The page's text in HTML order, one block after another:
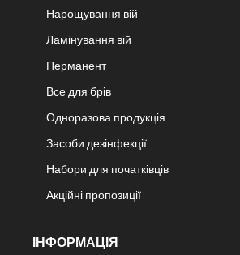
Нарощування вій
Ламінування вій
Перманент
Все для брів
Одноразова продукція
Засоби дезінфекції
Набори для початківців
Акційні пропозиції
ІНФОРМАЦІЯ